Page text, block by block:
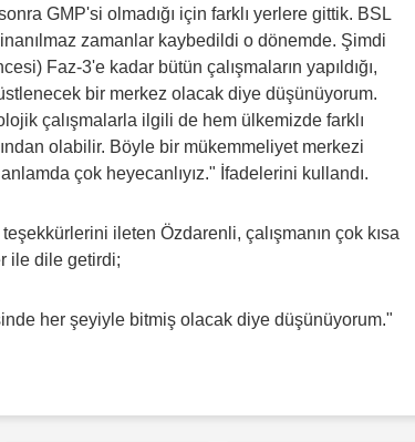
GMP'si olmadığı için farklı yerlere gittik. BSL
zamanlar kaybedildi o dönemde. Şimdi
Faz-3'e kadar bütün çalışmaların yapıldığı,
bir merkez olacak diye düşünüyorum.
çalışmalarla ilgili de hem ülkemizde farklı
olabilir. Böyle bir mükemmeliyet merkezi
çok heyecanlıyız." İfadelerini kullandı.
ileten Özdarenli, çalışmanın çok kısa
ile dile getirdi;
her şeyiyle bitmiş olacak diye düşünüyorum."